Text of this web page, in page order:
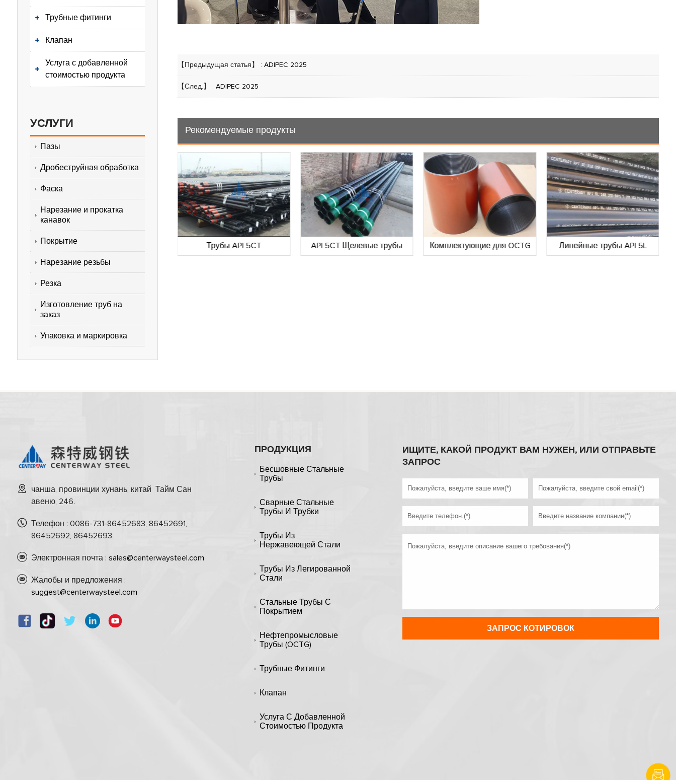
Трубные фитинги
Клапан
Услуга с добавленной
стоимостью продукта
УСЛУГИ
Пазы
Дробеструйная обработка
Фаска
Нарезание и прокатка
канавок
Покрытие
Нарезание резьбы
Резка
Изготовление труб на
заказ
Упаковка и маркировка
【Предыдущая статья】 : ADIPEC 2025
【След.】 : ADIPEC 2025
Рекомендуемые продукты
Обсадные трубы API 5CT Трубы API 5CT API 5CT Щелевые трубы Комплектующие для OCTG Линейные трубы API 5L
чанша, провинции хунань, китай Тайм Сан
авеню, 246.
Телефон : 0086-731-86452683, 86452691,
86452692, 86452693
Электронная почта : sales@centerwaysteel.com
Жалобы и предложения :
suggest@centerwaysteel.com
ПРОДУКЦИЯ
Бесшовные Стальные
Трубы
Сварные Стальные
Трубы И Трубки
Трубы Из
Нержавеющей Стали
Трубы Из Легированной
Стали
Стальные Трубы С
Покрытием
Нефтепромысловые
Трубы (OCTG)
Трубные Фитинги
Клапан
Услуга С Добавленной
Стоимостью Продукта
ИЩИТЕ, КАКОЙ ПРОДУКТ ВАМ НУЖЕН, ИЛИ ОТПРАВЬТЕ
ЗАПРОС